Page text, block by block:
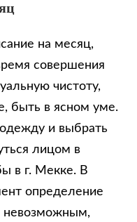
на месяц,
совершения
чистоту,
быть в ясном уме.
и выбрать
лицом в
в г. Мекке. В
определение
невозможным,